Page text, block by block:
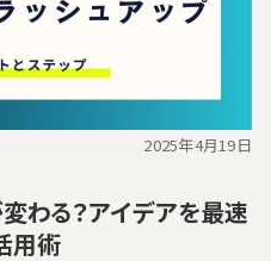
2025年4月19日
変わる？アイデアを最速
用術